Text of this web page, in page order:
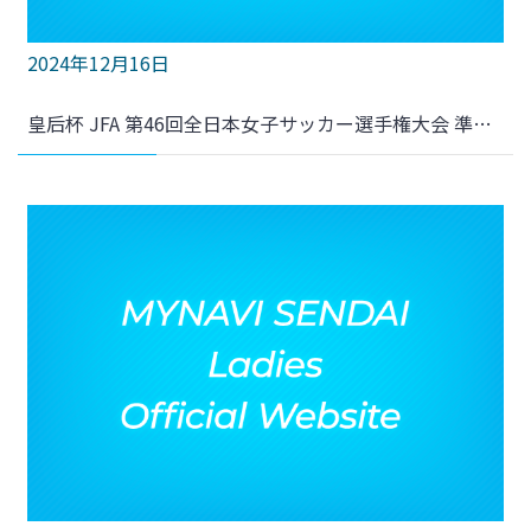
2024年12月16日
皇后杯 JFA 第46回全日本女子サッカー選手権大会 準々決勝